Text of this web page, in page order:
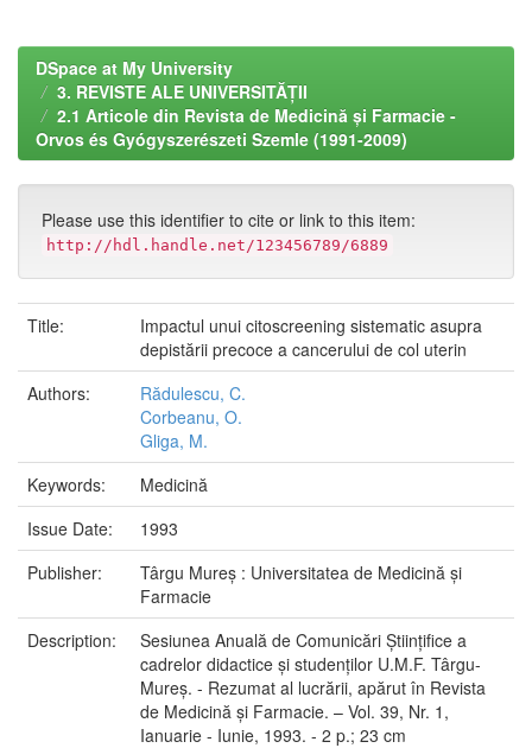
DSpace at My University
3. REVISTE ALE UNIVERSITĂȚII
2.1 Articole din Revista de Medicină și Farmacie -
Orvos és Gyógyszerészeti Szemle (1991-2009)
Please use this identifier to cite or link to this item:
http://hdl.handle.net/123456789/6889
Title:
Impactul unui citoscreening sistematic asupra
depistării precoce a cancerului de col uterin
Authors:
Rădulescu, C.
Corbeanu, O.
Gliga, M.
Keywords:
Medicină
Issue Date:
1993
Publisher:
Târgu Mureș : Universitatea de Medicină și
Farmacie
Description:
Sesiunea Anuală de Comunicări Științifice a
cadrelor didactice și studenților U.M.F. Târgu-
Mureș. - Rezumat al lucrării, apărut în Revista
de Medicină și Farmacie. – Vol. 39, Nr. 1,
Ianuarie - Iunie, 1993. - 2 p.; 23 cm